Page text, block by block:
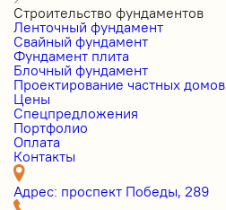
Строительство фундаментов
Ленточный фундамент
Свайный фундамент
Фундамент плита
Блочный фундамент
Проектирование частных домов
Цены
Cпецпредложения
Портфолио
Оплата
Контакты
Адрес: проспект Победы, 289